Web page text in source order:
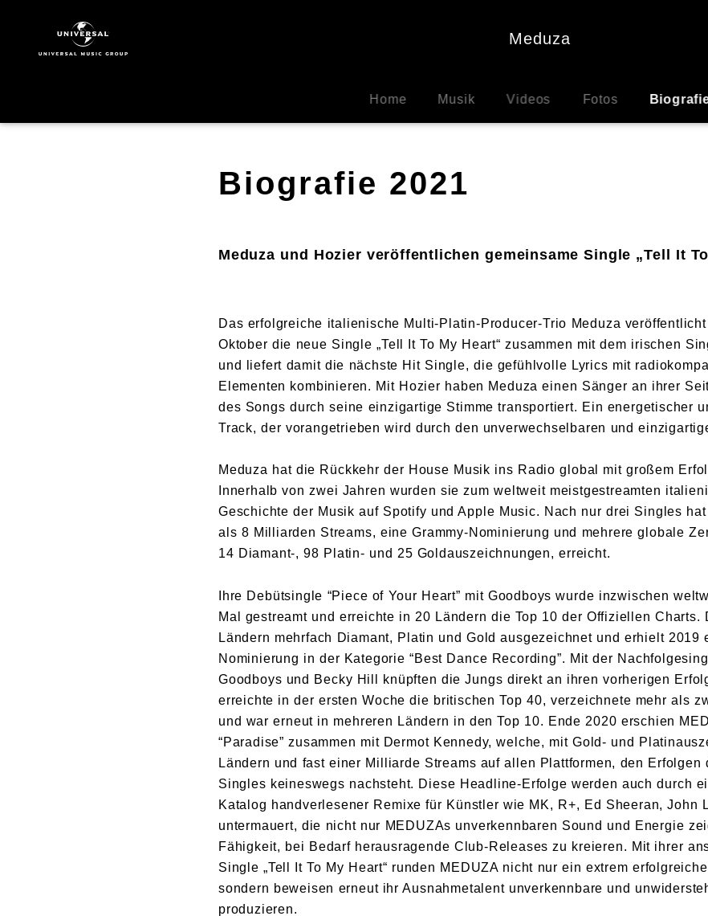
Meduza
Home Musik Videos Fotos
Biografie 2021
Meduza und Hozier veröffentlichen gemeinsame Single „Tell It
Das erfolgreiche italienische Multi-Platin-Producer-Trio Meduza
Oktober die neue Single „Tell It To My Heart“ zusammen mit dem irischen
und liefert damit die nächste Hit Single, die gefühlvolle Lyrics mit
Elementen kombinieren. Mit Hozier haben Meduza einen Sänger an ihrer
des Songs durch seine einzigartige Stimme transportiert. Ein energetischer
Track, der vorangetrieben wird durch den unverwechselbaren und
Meduza hat die Rückkehr der House Musik ins Radio global mit großem
Innerhalb von zwei Jahren wurden sie zum weltweit meistgestreamten
Geschichte der Musik auf Spotify und Apple Music. Nach nur drei Singles
als 8 Milliarden Streams, eine Grammy-Nominierung und mehrere globale
14 Diamant-, 98 Platin- und 25 Goldauszeichnungen, erreicht.
Ihre Debütsingle “Piece of Your Heart” mit Goodboys wurde inzwischen
Mal gestreamt und erreichte in 20 Ländern die Top 10 der Offiziellen Charts.
Ländern mehrfach Diamant, Platin und Gold ausgezeichnet und erhielt 2019
Nominierung in der Kategorie “Best Dance Recording”. Mit der
Goodboys und Becky Hill knüpften die Jungs direkt an ihren vorherigen
erreichte in der ersten Woche die britischen Top 40, verzeichnete mehr als
und war erneut in mehreren Ländern in den Top 10. Ende 2020 erschien
“Paradise” zusammen mit Dermot Kennedy, welche, mit Gold- und
Ländern und fast einer Milliarde Streams auf allen Plattformen, den Erfolgen
Singles keineswegs nachsteht. Diese Headline-Erfolge werden auch durch
Katalog handverlesener Remixe für Künstler wie MK, R+, Ed Sheeran, John
untermauert, die nicht nur MEDUZAs unverkennbaren Sound und Energie
Fähigkeit, bei Bedarf herausragende Club-Releases zu kreieren. Mit ihrer
Single „Tell It To My Heart“ runden MEDUZA nicht nur ein extrem
sondern beweisen erneut ihr Ausnahmetalent unverkennbare und
produzieren.